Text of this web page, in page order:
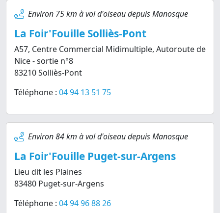
Environ 75 km à vol d'oiseau depuis Manosque
La Foir'Fouille Solliès-Pont
A57, Centre Commercial Midimultiple, Autoroute de
Nice - sortie n°8
83210 Solliès-Pont
Téléphone : 04 94 13 51 75
Environ 84 km à vol d'oiseau depuis Manosque
La Foir'Fouille Puget-sur-Argens
Lieu dit les Plaines
83480 Puget-sur-Argens
Téléphone : 04 94 96 88 26